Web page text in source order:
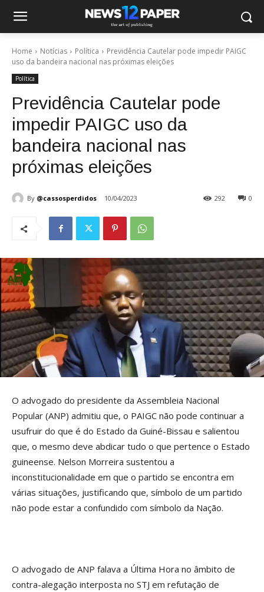
Home Notícias Política
Previdência Cautelar pode impedir PAIGC
uso da bandeira nacional nas próximas eleições
Política
Previdência Cautelar pode
impedir PAIGC uso da
bandeira nacional nas
próximas eleições
By @cassosperdidos 10/04/2023 0
292
O advogado do presidente da Assembleia Nacional
Popular (ANP) admitiu que, o PAIGC não pode continuar a
usufruir do que é do Estado da Guiné-Bissau e salientou
que, o mesmo deve abdicar tudo o que pertence o Estado
guineense. Nelson Morreira sustentou a
inconstitucionalidade em que o partido se encontra em
várias situações, justificando que, símbolo de um partido
não pode estar a confundido com símbolo da Nação.
O advogado de ANP falava a Última Hora no âmbito de
contra-alegação interposta no STJ em refutação de